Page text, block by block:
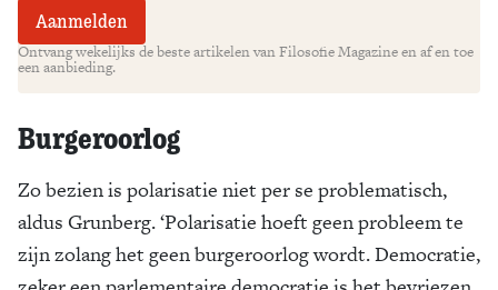
Ontvang wekelijks de beste artikelen van Filosofie Magazine en af en toe
een aanbieding.
Burgeroorlog
Zo bezien is polarisatie niet per se problematisch,
aldus Grunberg. ‘Polarisatie hoeft geen probleem te
zijn zolang het geen burgeroorlog wordt. Democratie,